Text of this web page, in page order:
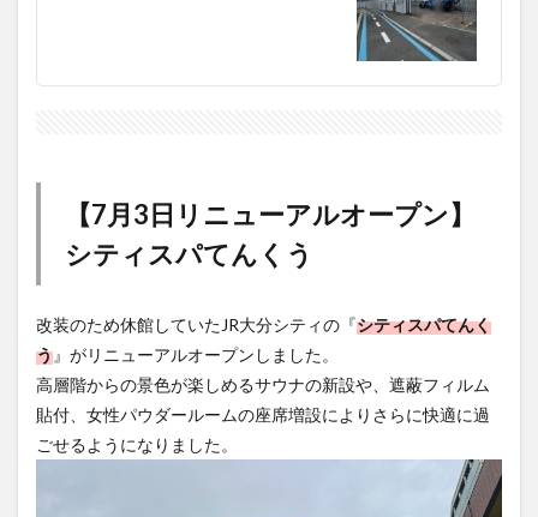
【7月3日リニューアルオープン】
シティスパてんくう
改装のため休館していたJR大分シティの『シティスパてんく
う』がリニューアルオープンしました。
高層階からの景色が楽しめるサウナの新設や、遮蔽フィルム
貼付、女性パウダールームの座席増設によりさらに快適に過
ごせるようになりました。